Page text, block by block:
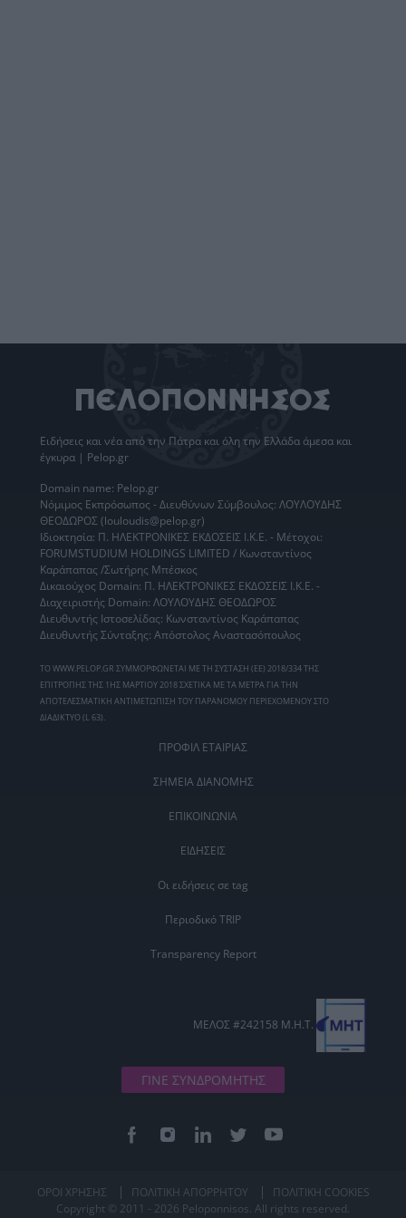
Ειδήσεις και νέα από την Πάτρα και όλη την Ελλάδα άμεσα και
έγκυρα | Pelop.gr
Domain name: Pelop.gr
Νόμιμος Εκπρόσωπος - Διευθύνων Σύμβουλος: ΛΟΥΛΟΥΔΗΣ
ΘΕΟΔΩΡΟΣ (louloudis@pelop.gr)
Ιδιοκτησία: Π. ΗΛΕΚΤΡΟΝΙΚΕΣ ΕΚΔΟΣΕΙΣ Ι.Κ.Ε. - Μέτοχοι:
FORUMSTUDIUM HOLDINGS LIMITED / Κωνσταντίνος
Καράπαπας /Σωτήρης Μπέσκος
Δικαιούχος Domain: Π. ΗΛΕΚΤΡΟΝΙΚΕΣ ΕΚΔΟΣΕΙΣ Ι.Κ.Ε. -
Διαχειριστής Domain: ΛΟΥΛΟΥΔΗΣ ΘΕΟΔΩΡΟΣ
Διευθυντής Ιστοσελίδας: Κωνσταντίνος Καράπαπας
Διευθυντής Σύνταξης: Απόστολος Αναστασόπουλος
ΤΟ WWW.PELOP.GR ΣΥΜΜΟΡΦΩΝΕΤΑΙ ΜΕ ΤΗ ΣΥΣΤΑΣΗ (ΕΕ) 2018/334 ΤΗΣ
ΕΠΙΤΡΟΠΗΣ ΤΗΣ 1ΗΣ ΜΑΡΤΙΟΥ 2018 ΣΧΕΤΙΚΑ ΜΕ ΤΑ ΜΕΤΡΑ ΓΙΑ ΤΗΝ
ΑΠΟΤΕΛΕΣΜΑΤΙΚΗ ΑΝΤΙΜΕΤΩΠΙΣΗ ΤΟΥ ΠΑΡΑΝΟΜΟΥ ΠΕΡΙΕΧΟΜΕΝΟΥ ΣΤΟ
ΔΙΑΔΙΚΤΥΟ (L 63).
ΠΡΟΦΙΛ ΕΤΑΙΡΙΑΣ
ΣΗΜΕΙΑ ΔΙΑΝΟΜΗΣ
ΕΠΙΚΟΙΝΩΝΙΑ
ΕΙΔΗΣΕΙΣ
Οι ειδήσεις σε tag
Περιοδικό TRIP
Transparency Report
ΓΙΝΕ ΣΥΝΔΡΟΜΗΤΗΣ
ΜΕΛΟΣ #242158 Μ.Η.Τ.
ΟΡΟΙ ΧΡΗΣΗΣ ΠΟΛΙΤΙΚΗ ΑΠΟΡΡΗΤΟΥ
ΠΟΛΙΤΙΚΗ COOKIES
Copyright © 2011 - 2026 Peloponnisos. All rights reserved.